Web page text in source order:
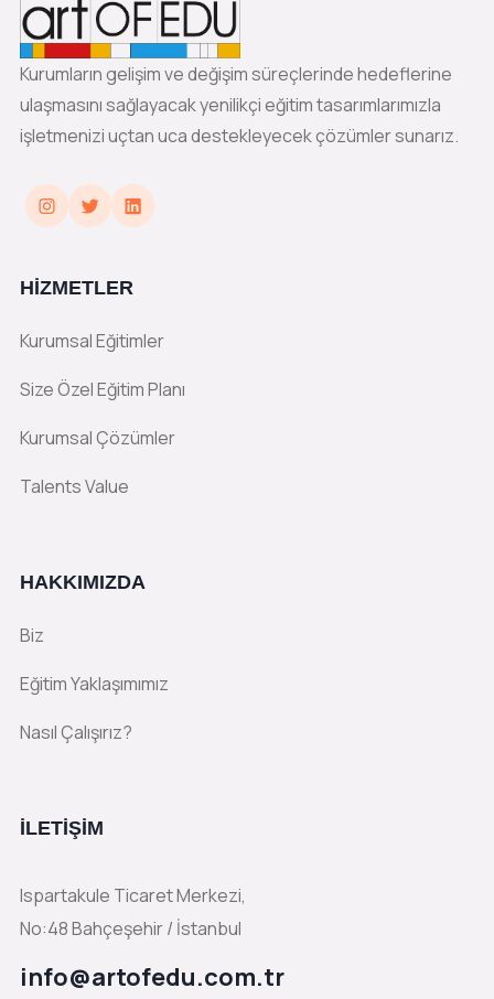
Kurumların gelişim ve değişim süreçlerinde hedeflerine
ulaşmasını sağlayacak yenilikçi eğitim tasarımlarımızla
işletmenizi uçtan uca destekleyecek çözümler sunarız.
Instagram
TwitterLinkedIn
HIZMETLER
Kurumsal Eğitimler
Size Özel Eğitim Planı
Kurumsal Çözümler
Talents Value
HAKKIMIZDA
Biz
Eğitim Yaklaşımımız
Nasıl Çalışırız?
İLETIŞIM
Ispartakule Ticaret Merkezi,
No:48 Bahçeşehir / İstanbul
info@artofedu.com.tr